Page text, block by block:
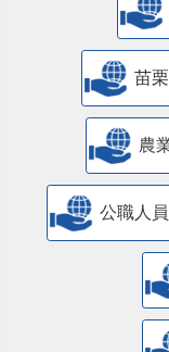
苗
農
公職人